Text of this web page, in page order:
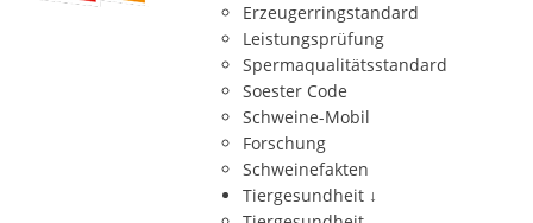
Erzeugerringstandard
Leistungsprüfung
Spermaqualitätsstandard
Soester Code
Schweine-Mobil
Forschung
Schweinefakten
Tiergesundheit ↓